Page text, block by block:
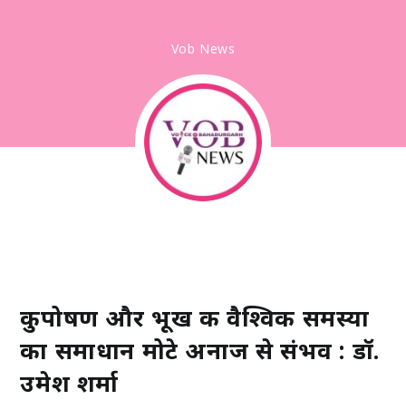
Vob News
कुपोषण और भूख की वैश्विक समस्या
का समाधान मोटे अनाज से संभव : डॉ.
उमेश शर्मा